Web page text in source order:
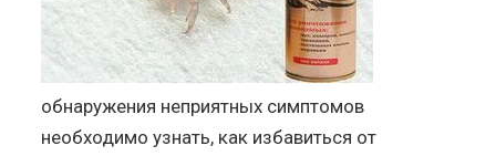
обнаружения неприятных симптомов
необходимо узнать, как избавиться от